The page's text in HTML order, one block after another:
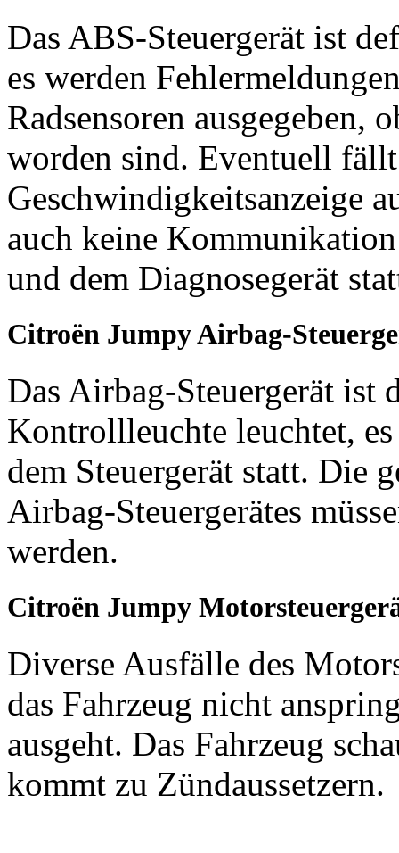
Das ABS-Steuergerät ist
es werden
Radsensoren ausgegeben,
worden sind. Eventuell
Geschwindigkeitsanzeige
auch keine
und dem Diagnosegerät
Citroën Jumpy Airbag-
Das Airbag-Steuergerät ist
Kontrollleuchte leuchtet,
dem Steuergerät statt. Die
Airbag-Steuergerätes
werden.
Citroën Jumpy
Diverse Ausfälle des
das Fahrzeug nicht
ausgeht. Das Fahrzeug
kommt zu Zündaussetzern.